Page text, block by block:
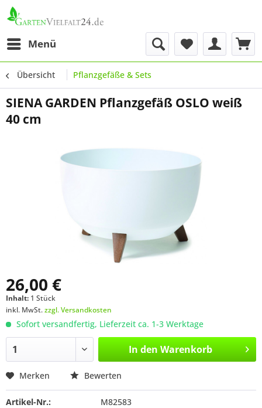
Menü
Übersicht Pflanzgefäße & Sets
SIENA GARDEN Pflanzgefäß OSLO weiß
40 cm
26,00 €
Inhalt: 1 Stück
inkl. MwSt.zzgl. Versandkosten
Sofort versandfertig, Lieferzeit ca. 1-3 Werktage
In den Warenkorb
Merken Bewerten
Artikel-Nr.: M82583